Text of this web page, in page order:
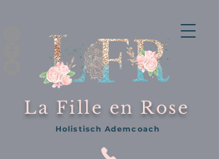
La Fille en Rose
Holistisch Ademcoach